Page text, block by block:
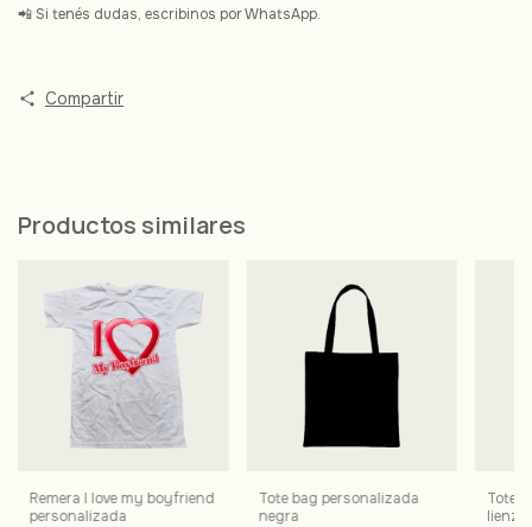
📲 Si tenés dudas, escribinos por WhatsApp.
Compartir
Productos similares
Remera I love my boyfriend
personalizada
Tote bag personalizada
negra
Tote
lienzo